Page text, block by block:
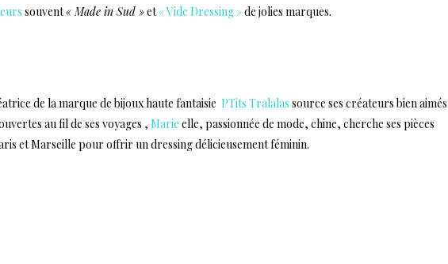
souvent« Made in Sud »et« Vide Dressing »de jolies marques.
de la marque de bijoux haute fantaisie PTits Tralalas source ses créateurs bien aimés
au fil de ses voyages , Marie elle, passionnée de mode, chine, cherche ses pièces
et Marseille pour offrir un dressing délicieusement féminin.